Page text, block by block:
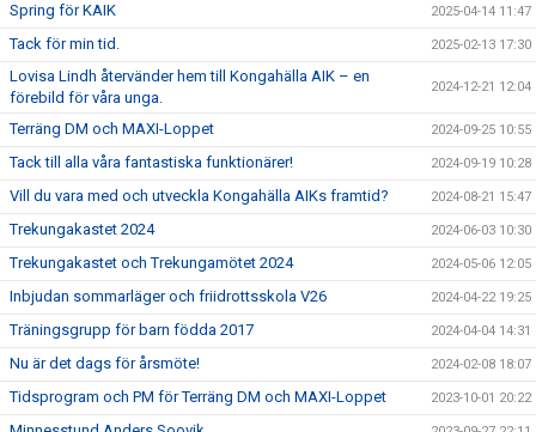
Spring för KAIK 2025-04-14 11:47
Tack för min tid. 2025-02-13 17:30
Lovisa Lindh återvänder hem till Kongahälla AIK – en
förebild för våra unga.
2024-12-21 12:04
Terräng DM och MAXI-Loppet 2024-09-25 10:55
Tack till alla våra fantastiska funktionärer! 2024-09-19 10:28
Vill du vara med och utveckla Kongahälla AIKs framtid? 2024-08-21 15:47
Trekungakastet 2024 2024-06-03 10:30
Trekungakastet och Trekungamötet 2024 2024-05-06 12:05
Inbjudan sommarläger och friidrottsskola V26 2024-04-22 19:25
Träningsgrupp för barn födda 2017 2024-04-04 14:31
Nu är det dags för årsmöte! 2024-02-08 18:07
Tidsprogram och PM för Terräng DM och MAXI-Loppet 2023-10-01 20:22